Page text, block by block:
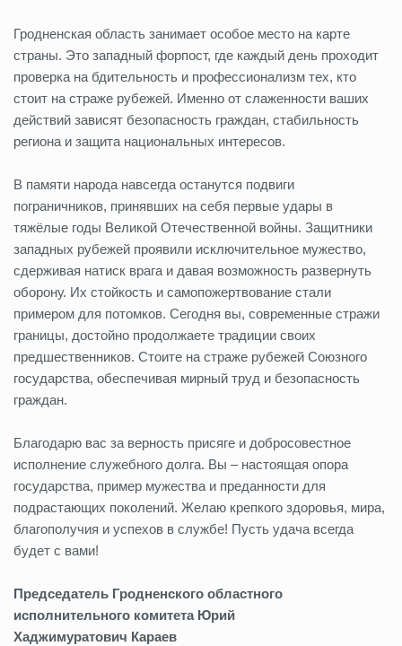
Гродненская область занимает особое место на карте
страны. Это западный форпост, где каждый день проходит
проверка на бдительность и профессионализм тех, кто
стоит на страже рубежей. Именно от слаженности ваших
действий зависят безопасность граждан, стабильность
региона и защита национальных интересов.
В памяти народа навсегда останутся подвиги
пограничников, принявших на себя первые удары в
тяжёлые годы Великой Отечественной войны. Защитники
западных рубежей проявили исключительное мужество,
сдерживая натиск врага и давая возможность развернуть
оборону. Их стойкость и самопожертвование стали
примером для потомков. Сегодня вы, современные стражи
границы, достойно продолжаете традиции своих
предшественников. Стоите на страже рубежей Союзного
государства, обеспечивая мирный труд и безопасность
граждан.
Благодарю вас за верность присяге и добросовестное
исполнение служебного долга. Вы – настоящая опора
государства, пример мужества и преданности для
подрастающих поколений. Желаю крепкого здоровья, мира,
благополучия и успехов в службе! Пусть удача всегда
будет с вами!
Председатель Гродненского областного
исполнительного комитета Юрий
Хаджимуратович Караев